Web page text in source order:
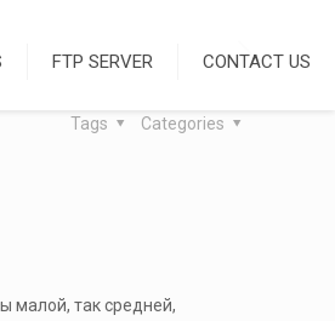
FTP SERVER CONTACT US
Categories
Tags
малой, так средней,